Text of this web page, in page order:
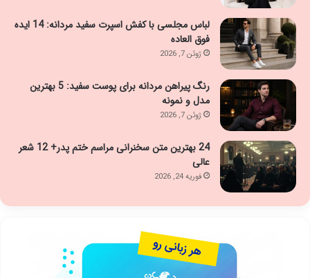
لباس مجلسی با کفش اسپرت سفید مردانه: 14 ایده
فوق العاده
ژوئن 7, 2026
رنگ پیراهن مردانه برای پوست سفید: 5 بهترین
مدل و نمونه
ژوئن 7, 2026
24 بهترین متن سخنرانی مراسم ختم پدر+ 12 شعر
عالی
فوریه 24, 2026